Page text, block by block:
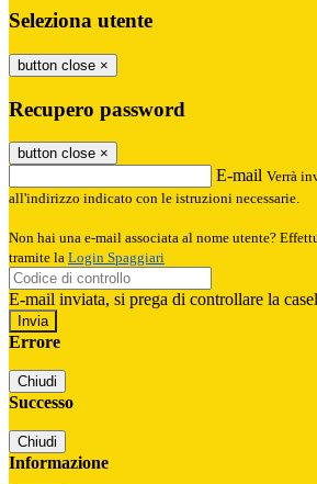
Seleziona utente
button close ×
Recupero password
button close ×
E-mail Verrà
all'indirizzo indicato con le istruzioni necessarie.
Non hai una e-mail associata al nome utente?
tramite la Login Spaggiari
E-mail inviata, si prega di controllare la
Errore
Chiudi
Successo
Chiudi
Informazione